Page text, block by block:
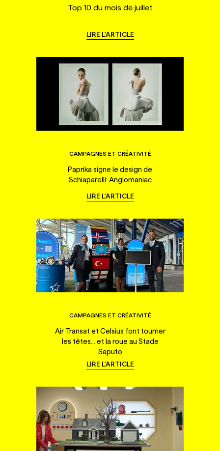
Top 10 du mois de juillet
LIRE L'ARTICLE
CAMPAGNES ET CRÉATIVITÉ
Paprika signe le design de
Schiaparelli: Anglomaniac
LIRE L'ARTICLE
CAMPAGNES ET CRÉATIVITÉ
Air Transat et Celsius font tourner
les têtes... et la roue au Stade
Saputo
LIRE L'ARTICLE